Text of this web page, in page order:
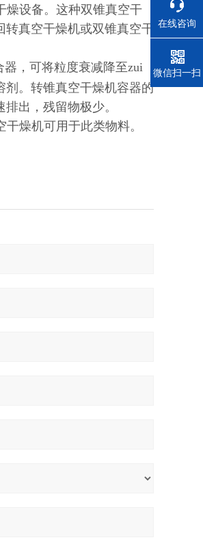
燥设备。这种双锥真空干
真空干燥机或双锥真空干
器，可将粒度衰减降至zui
剂。转锥真空干燥机容器的
出，残留物极少。
燥机可用于此类物料。
在线咨询
电话
微信扫一扫